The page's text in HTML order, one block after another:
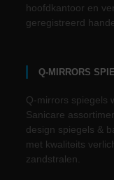
hoofdkantoor en
geregistreerd
Q-MIRRORS
Q-mirrors spiegels
Sanicare
design spiegels &
met kwaliteits
zandstralen.